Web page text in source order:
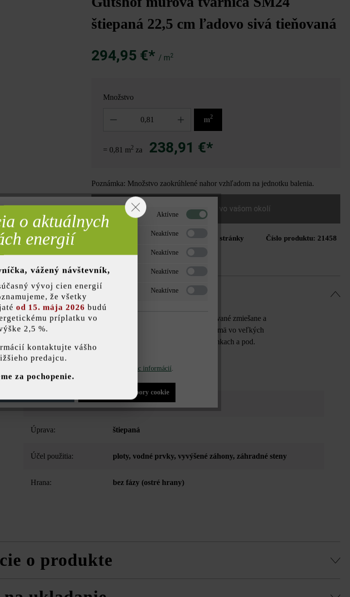
štiepaná 22,5 cm ľadovo sivá tieňovaná
294,95 €* / m2
Množstvo
m2
= 0,81 m2 za 238,91 €*
Poznámka: Množstvo zaokrúhlené nahor vzhľadom na jednotku balenia.
Nájdite predajcu vo vašom okolí
Tlač stránky Číslo produktu: 21458
produktu
Gutshof ŠM24 so štiepaným vzhľadom päť formátov, ktoré sú dodávané zmiešane a
bosovaných tvárnic má štiepaná tvárnica jemne drsný povrch. Najmä vo veľkých
prvky; pri malých múrikoch, napr. vyvýšených záhonoch, fontánkach a pod.
ŠM16 so štiepaným vzhľadom so šírkou múrika 16 cm.
Farba: ľadovo sivá tieňovaná
Úprava: štiepaná
Účel použitia: ploty, vodné prvky, vyvýšené záhony, záhradné steny
Hrana: bez fázy (ostré hrany)
o produkte
Aktívne
Neaktívne
Neaktívne
Neaktívne
Neaktívne
vám ponúkla najlepšiu možnú funkčnosť... Viac informácií
Povoliť všetky súbory cookie
o aktuálnych
energií
vážený návštevník,
vývoj cien energií
že všetky
od 15. mája 2026 budú
príplatku vo
2,5 %.
kontaktujte vášho
predajcu.
za pochopenie.